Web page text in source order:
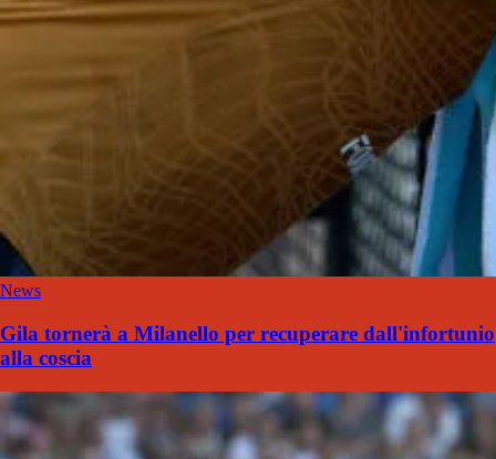
News
Gila tornerà a Milanello per recuperare dall'infortunio
alla coscia